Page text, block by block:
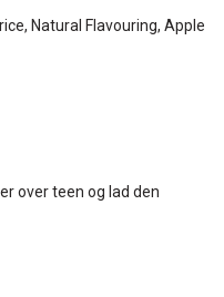
Natural Flavouring, Apple
over teen og lad den